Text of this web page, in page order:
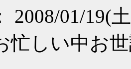
2008/01/19(
忙しい中お